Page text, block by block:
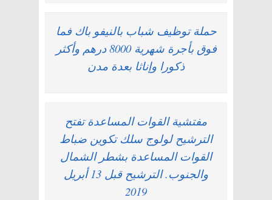
حملة توظيف شباب بالنيفو باك فما
فوق بأجرة شهرية 8000 درهم وأكثر
ذكورا وإناثا بعدة مدن
مفتشية القوات المساعدة تفتح
الترشيح لولوج سلك تكوين ضباط
القوات المساعدة بشطر الشمال
والجنوب. الترشيح قبل 13 أبريل
2019